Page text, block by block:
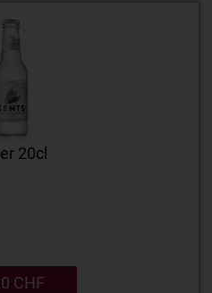
20cl
CHF